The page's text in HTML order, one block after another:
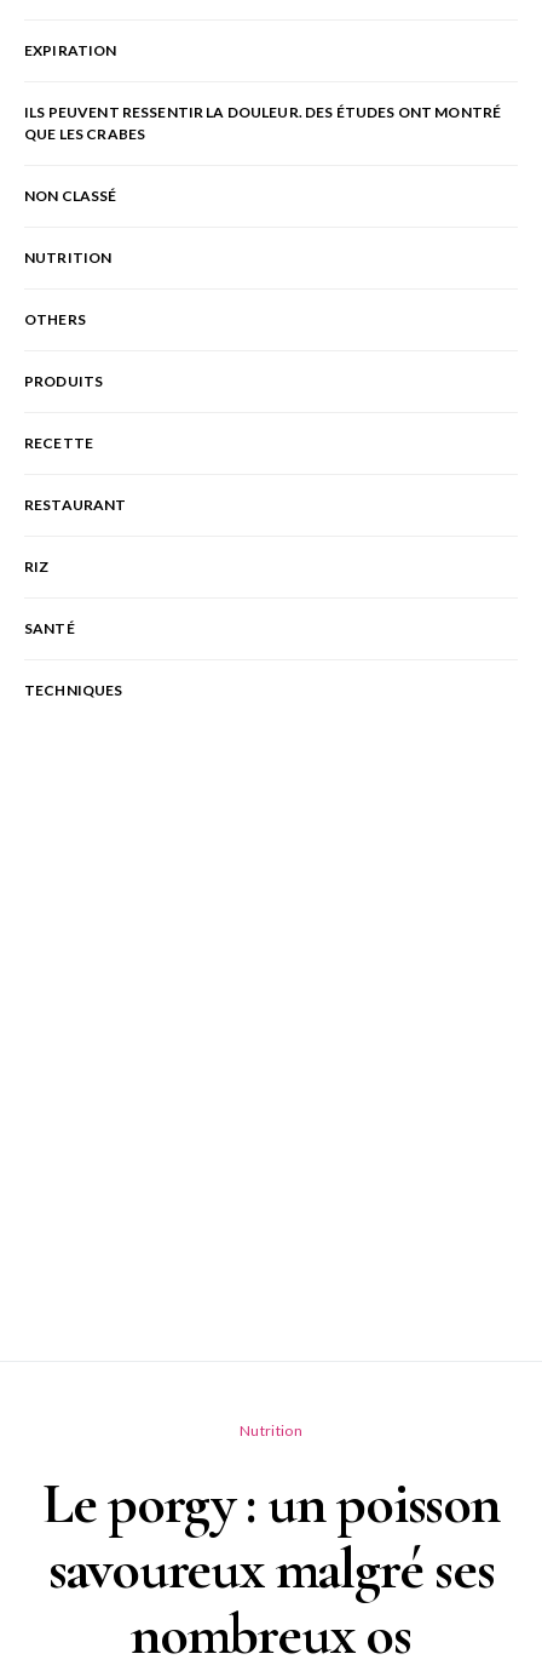
EXPIRATION
ILS PEUVENT RESSENTIR LA DOULEUR. DES ÉTUDES ONT MONTRÉ
QUE LES CRABES
NON CLASSÉ
NUTRITION
OTHERS
PRODUITS
RECETTE
RESTAURANT
RIZ
SANTÉ
TECHNIQUES
Nutrition
Le porgy : un poisson
savoureux malgré ses
nombreux os